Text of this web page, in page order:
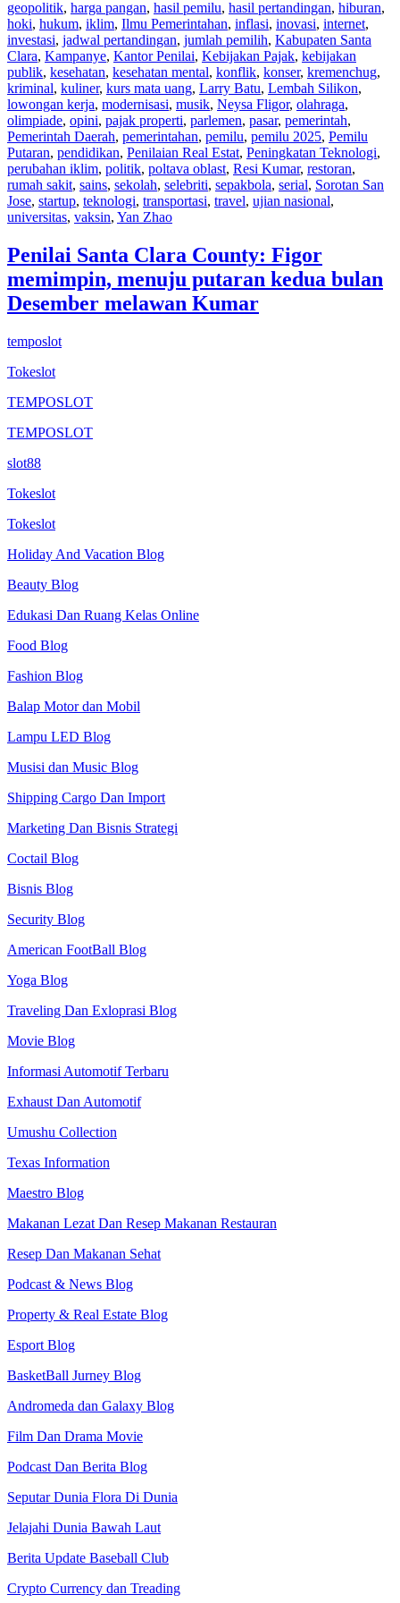
geopolitik, harga pangan, hasil pemilu, hasil pertandingan, hiburan,
hoki, hukum, iklim, Ilmu Pemerintahan, inflasi, inovasi, internet,
investasi, jadwal pertandingan, jumlah pemilih, Kabupaten Santa
Clara, Kampanye, Kantor Penilai, Kebijakan Pajak, kebijakan
publik, kesehatan, kesehatan mental, konflik, konser, kremenchug,
kriminal, kuliner, kurs mata uang, Larry Batu, Lembah Silikon,
lowongan kerja, modernisasi, musik, Neysa Fligor, olahraga,
olimpiade, opini, pajak properti, parlemen, pasar, pemerintah,
Pemerintah Daerah, pemerintahan, pemilu, pemilu 2025, Pemilu
Putaran, pendidikan, Penilaian Real Estat, Peningkatan Teknologi,
perubahan iklim, politik, poltava oblast, Resi Kumar, restoran,
rumah sakit, sains, sekolah, selebriti, sepakbola, serial, Sorotan San
Jose, startup, teknologi, transportasi, travel, ujian nasional,
universitas, vaksin, Yan Zhao
Penilai Santa Clara County: Figor
memimpin, menuju putaran kedua bulan
Desember melawan Kumar
temposlot
Tokeslot
TEMPOSLOT
TEMPOSLOT
slot88
Tokeslot
Tokeslot
Holiday And Vacation Blog
Beauty Blog
Edukasi Dan Ruang Kelas Online
Food Blog
Fashion Blog
Balap Motor dan Mobil
Lampu LED Blog
Musisi dan Music Blog
Shipping Cargo Dan Import
Marketing Dan Bisnis Strategi
Coctail Blog
Bisnis Blog
Security Blog
American FootBall Blog
Yoga Blog
Traveling Dan Exloprasi Blog
Movie Blog
Informasi Automotif Terbaru
Exhaust Dan Automotif
Umushu Collection
Texas Information
Maestro Blog
Makanan Lezat Dan Resep Makanan Restauran
Resep Dan Makanan Sehat
Podcast & News Blog
Property & Real Estate Blog
Esport Blog
BasketBall Jurney Blog
Andromeda dan Galaxy Blog
Film Dan Drama Movie
Podcast Dan Berita Blog
Seputar Dunia Flora Di Dunia
Jelajahi Dunia Bawah Laut
Berita Update Baseball Club
Crypto Currency dan Treading